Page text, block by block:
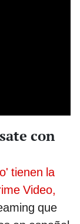
con
tienen la
Video,
que